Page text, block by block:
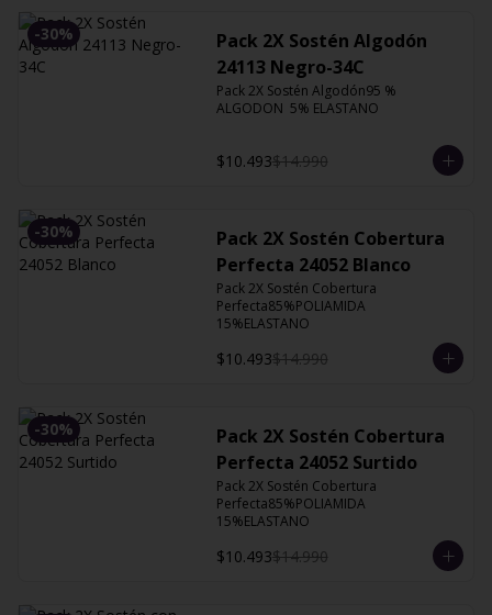
-30%
Pack 2X Sostén Algodón
24113 Negro-34C
Pack 2X Sostén Algodón95 %
ALGODON  5% ELASTANO
$10.493$14.990
-30%
Pack 2X Sostén Cobertura
Perfecta 24052 Blanco
Pack 2X Sostén Cobertura
Perfecta85%POLIAMIDA
15%ELASTANO
$10.493$14.990
-30%
Pack 2X Sostén Cobertura
Perfecta 24052 Surtido
Pack 2X Sostén Cobertura
Perfecta85%POLIAMIDA
15%ELASTANO
$10.493$14.990